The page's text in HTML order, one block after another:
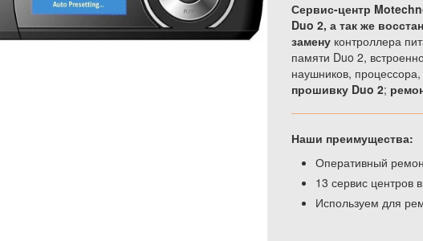
Сервис-центр
Duo 2, а так же
замену контроллера
памяти Duo 2,
наушников,
прошивку Duo 2;
Наши преимущества:
Оперативный
13 сервис центров
Используем для